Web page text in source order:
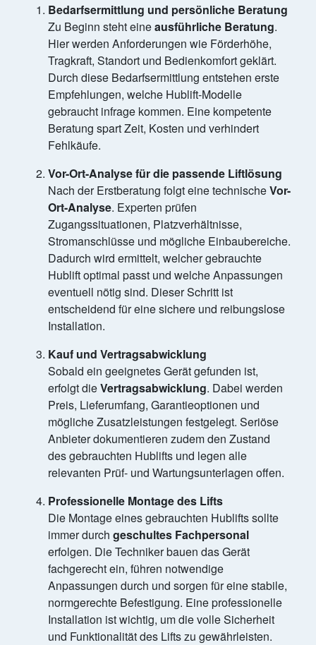
Bedarfsermittlung und persönliche Beratung
Zu Beginn steht eineausführliche Beratung.
Hier werden Anforderungen wie Förderhöhe,
Tragkraft, Standort und Bedienkomfort geklärt.
Durch diese Bedarfsermittlung entstehen erste
Empfehlungen, welche Hublift-Modelle
gebraucht infrage kommen. Eine kompetente
Beratung spart Zeit, Kosten und verhindert
Fehlkäufe.
Vor-Ort-Analyse für die passende Liftlösung
Nach der Erstberatung folgt eine technischeVor-
Ort-Analyse. Experten prüfen
Zugangssituationen, Platzverhältnisse,
Stromanschlüsse und mögliche Einbaubereiche.
Dadurch wird ermittelt, welcher gebrauchte
Hublift optimal passt und welche Anpassungen
eventuell nötig sind. Dieser Schritt ist
entscheidend für eine sichere und reibungslose
Installation.
Kauf und Vertragsabwicklung
Sobald ein geeignetes Gerät gefunden ist,
erfolgt dieVertragsabwicklung. Dabei werden
Preis, Lieferumfang, Garantieoptionen und
mögliche Zusatzleistungen festgelegt. Seriöse
Anbieter dokumentieren zudem den Zustand
des gebrauchten Hublifts und legen alle
relevanten Prüf- und Wartungsunterlagen offen.
Professionelle Montage des Lifts
Die Montage eines gebrauchten Hublifts sollte
immer durch geschultes Fachpersonal
erfolgen. Die Techniker bauen das Gerät
fachgerecht ein, führen notwendige
Anpassungen durch und sorgen für eine stabile,
normgerechte Befestigung. Eine professionelle
Installation ist wichtig, um die volle Sicherheit
und Funktionalität des Lifts zu gewährleisten.